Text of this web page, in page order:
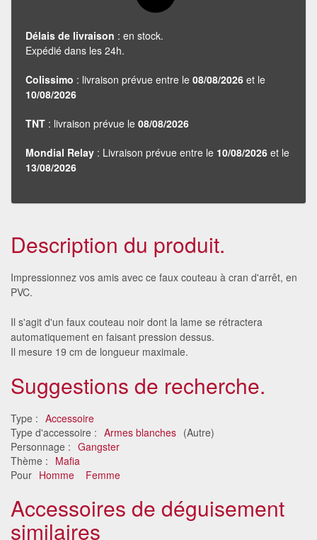
Délais de livraison : en stock.
Expédié dans les 24h.
Colissimo : livraison prévue entre le 08/08/2026 et le
10/08/2026
TNT : livraison prévue le 08/08/2026
Mondial Relay : Livraison prévue entre le 10/08/2026 et le
13/08/2026
Description du produit.
Impressionnez vos amis avec ce faux couteau à cran d'arrêt, en
PVC.
Il s'agit d'un faux couteau noir dont la lame se rétractera
automatiquement en faisant pression dessus.
Il mesure 19 cm de longueur maximale.
Suggestions de recherche.
Type : Accessoire
Type d'accessoire : Armes blanches (Autre)
Personnage : Gangster
Thème : Mafia
Pour Homme Femme
Accessoires de déguisement
similaires